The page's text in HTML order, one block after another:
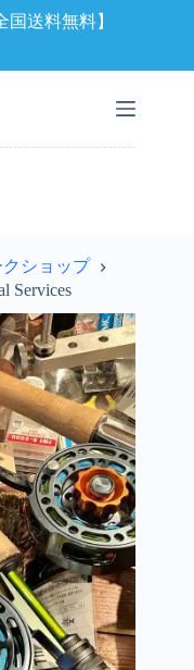
国送料無料】
ショップ
Services